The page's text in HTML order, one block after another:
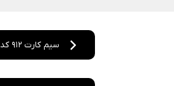
سیم کارت 912 کد 5